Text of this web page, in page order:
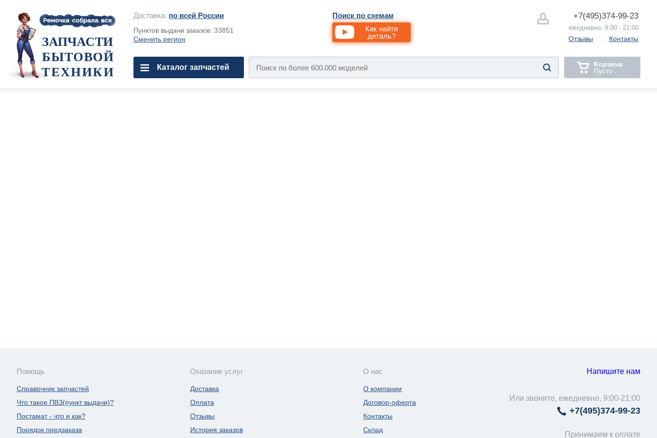
Доставка: по всей России
Пунктов выдачи заказов: 33851
Сменить регион
Поиск по схемам
Как найти
деталь?
+7(495)374-99-23
ежедневно, 9:00 - 21:00
Отзывы Контакты
ЗАПЧАСТИ
БЫТОВОЙ
ТЕХНИКИ
Каталог запчастей
Корзина
Пусто
Напишите нам
Или звоните, ежедневно, 9:00-21:00
+7(495)374-99-23
Принимаем к оплате
Помощь
Справочник запчастей
Что такое ПВЗ(пункт выдачи)?
Постамат - что и как?
Порядок предзаказа
Оказание услуг
Доставка
Оплата
Отзывы
История заказов
О нас
О компании
Договор-оферта
Контакты
Склад